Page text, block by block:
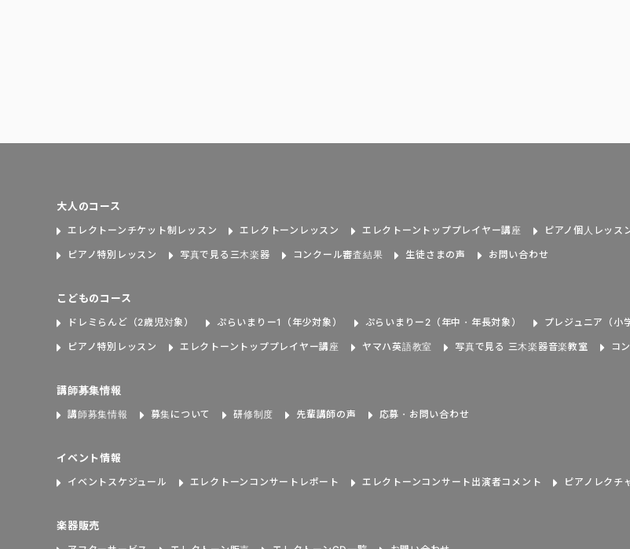
大人のコース
エレクトーンチケット制レッスン エレクトーンレッスン エレクトーントッププレイヤー講座 ピアノ個人レッス
ピアノ特別レッスン 写真で見る三木楽器 コンクール審査結果 生徒さまの声 お問い合わせ
こどものコース
ドレミらんど（2歳児対象） ぷらいまりー1（年少対象） ぷらいまりー2（年中・年長対象） プレジュニア（小
ピアノ特別レッスン エレクトーントッププレイヤー講座 ヤマハ英語教室 写真で見る 三木楽器音楽教室 コ
講師募集情報
講師募集情報 募集について 研修制度 先輩講師の声 応募・お問い合わせ
イベント情報
イベントスケジュール エレクトーンコンサートレポート エレクトーンコンサート出演者コメント ピアノレクチ
楽器販売